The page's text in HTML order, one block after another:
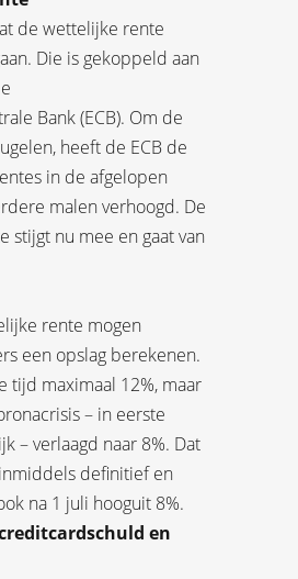
de wettelijke rente
Die is gekoppeld aan
Bank (ECB). Om de
heeft de ECB de
in de afgelopen
malen verhoogd. De
stijgt nu mee en gaat van
rente mogen
een opslag berekenen.
tijd maximaal 12%, maar
– in eerste
– verlaagd naar 8%. Dat
definitief en
na 1 juli hooguit 8%.
en